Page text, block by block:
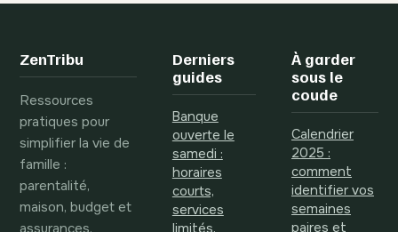
surveiller en
comment
ZenTribu
Ressources
pratiques pour
simplifier la vie de
famille :
parentalité,
maison, budget et
assurances.
Derniers
guides
Banque
ouverte le
samedi :
horaires
courts,
services
limités,
À garder
sous le
coude
Calendrier
2025 :
comment
identifier vos
semaines
paires et